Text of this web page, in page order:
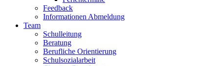
Feedback
Informationen Abmeldung
Team
Schulleitung
Beratung
Berufliche Orientierung
Schulsozialarbeit